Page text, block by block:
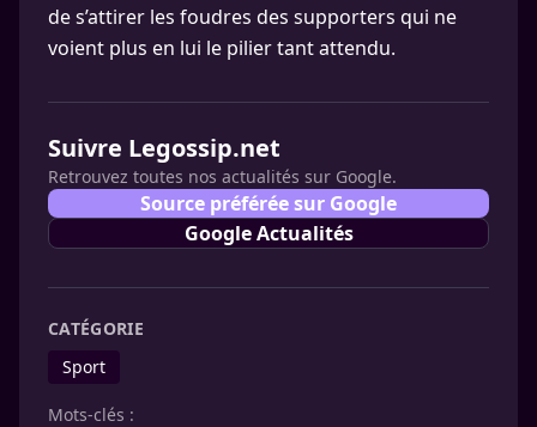
de s’attirer les foudres des supporters qui ne
voient plus en lui le pilier tant attendu.
Suivre Legossip.net
Retrouvez toutes nos actualités sur Google.
Source préférée sur Google
Google Actualités
CATÉGORIE
Sport
Mots-clés :